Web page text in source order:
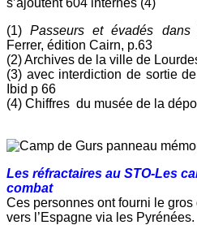
(1)Passeurs et évadés dans
Ferrer, édition Cairn, p.63
(2) Archives de la ville de
(3) avec interdiction de sortie
Ibid p ­­66
(4) Chiffres du musée de la
Les réfractaires au STO-Les
combat
Ces personnes ont fourni le
vers l’Espagne via les Pyrénées.